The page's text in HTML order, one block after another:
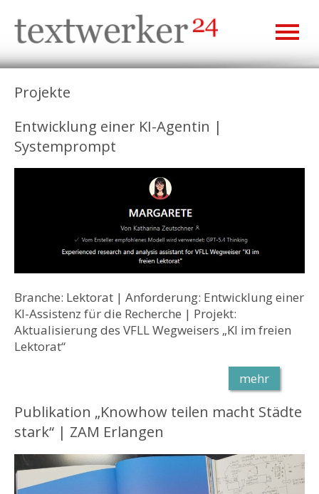
Projekte
Entwicklung einer KI-Agentin |
Systemprompt
Branche: Lektorat | Anforderung: Entwicklung einer
KI-Assistenz für die Recherche | Projekt:
Aktualisierung des VFLL Wegweisers „KI im freien
Lektorat“
mehr
Publikation „Knowhow teilen macht Städte
stark“ | ZAM Erlangen